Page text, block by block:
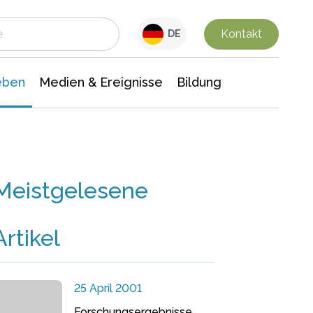
DE Kontakt
Medien & Ereignisse Bildung
25 April 2001